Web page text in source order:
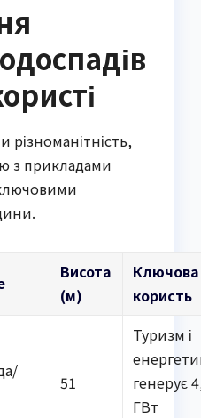
різноманітність,
з прикладами
Висота
(м)
Ключова
користь
51
Туризм і
генерує
ГВт